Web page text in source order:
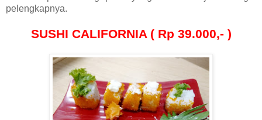
pelengkapnya.
SUSHI CALIFORNIA ( Rp 39.000,- )